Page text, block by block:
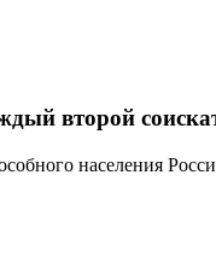
второй
населения